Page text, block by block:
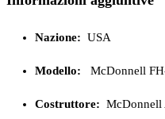
Nazione: USA
Modello: McDonnell
Costruttore: McDonnell